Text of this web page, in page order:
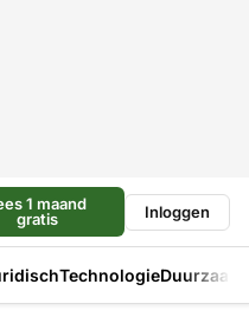
1 maand
gratis
Inloggen
Technologie